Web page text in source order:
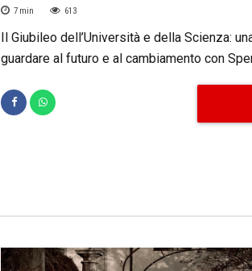
7 min 613
Il Giubileo dell’Università e della Scienza:
guardare al futuro e al cambiamento con